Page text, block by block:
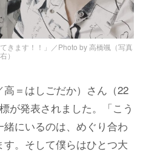
きます！！」／Photo by 高橋颯（写真
右）
＝はしごだか）さん（22
が発表されました。「こう
にいるのは、めぐり合わ
。そして僕らはひとつ大